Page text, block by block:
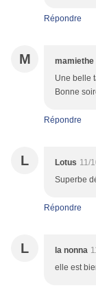
Répondre
M mamiethe
Une belle
Bonne
Répondre
L Lotus 11/
Superbe
Répondre
L la nonna
elle est